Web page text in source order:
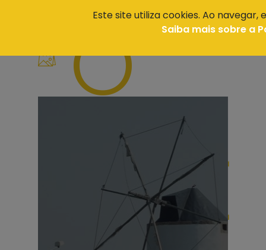
Este site utiliza cookies. Ao
Saiba mais sobre a
O
QUE